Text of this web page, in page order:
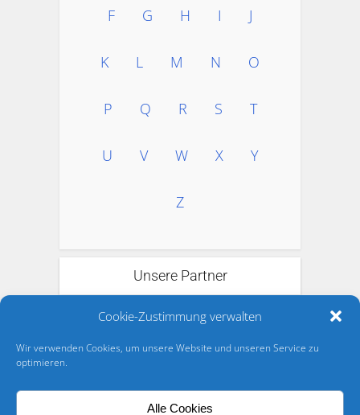
Cookie-Zustimmung verwalten
Wir verwenden Cookies, um unsere Website und unseren Service zu
optimieren.
Alle Cookies
F G H I J
K L M N O
P Q R S T
U V W X Y
Z
Unsere Partner